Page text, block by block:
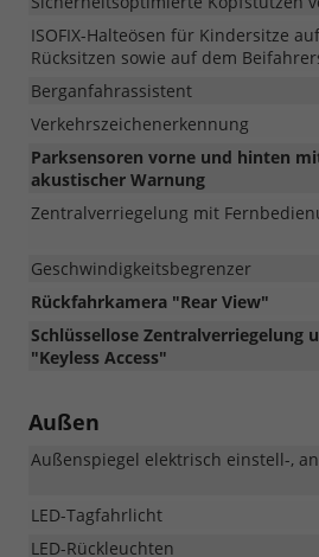
ISOFIX-Halteösen für Kindersitze
Rücksitzen sowie auf dem
Berganfahrassistent
Verkehrszeichenerkennung
Parksensoren vorne und hinten
akustischer Warnung
Zentralverriegelung mit
Geschwindigkeitsbegrenzer
Rückfahrkamera "Rear View"
Schlüssellose Zentralverriegelung
"Keyless Access"
Außen
Außenspiegel elektrisch einstell-,
LED-Tagfahrlicht
LED-Rückleuchten